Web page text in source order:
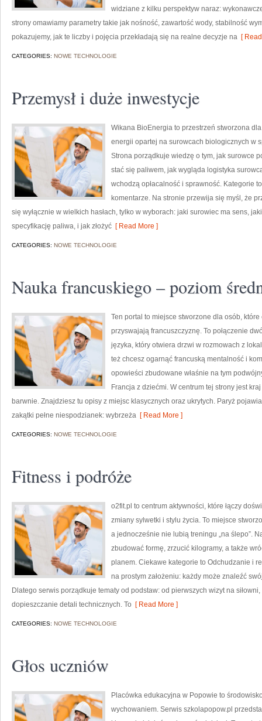
widziane z kilku perspektyw naraz:
strony omawiamy parametry takie jak nośność, zawartość wody, stabilność
pokazujemy, jak te liczby i pojęcia przekładają się na realne decyzje na [
CATEGORIES: NOWE TECHNOLOGIE
Przemysł i duże inwestycje
Wikana BioEnergia to przestrzeń stworzona
energii opartej na surowcach biologicznych w
Strona porządkuje wiedzę o tym, jak surowce
stać się paliwem, jak wygląda logistyka
wchodzą opłacalność i sprawność. Kategorie
komentarze. Na stronie przewija się myśl, że
się wyłącznie w wielkich hasłach, tylko w wyborach: jaki surowiec ma sens,
specyfikację paliwa, i jak złożyć [ Read More ]
CATEGORIES: NOWE TECHNOLOGIE
Nauka francuskiego – poziom
Ten portal to miejsce stworzone dla osób,
przyswajają francuszczyznę. To połączenie
języka, który otwiera drzwi w rozmowach z
też chcesz ogarnąć francuską mentalność i
opowieści zbudowane właśnie na tym
Francja z dziećmi. W centrum tej strony jest
barwnie. Znajdziesz tu opisy z miejsc klasycznych oraz ukrytych. Paryż
zakątki pełne niespodzianek: wybrzeża [ Read More ]
CATEGORIES: NOWE TECHNOLOGIE
Fitness i podróże
o2fit.pl to centrum aktywności, które łączy
zmiany sylwetki i stylu życia. To miejsce
a jednocześnie nie lubią treningu „na ślepo”.
zbudować formę, zrzucić kilogramy, a także
planem. Ciekawe kategorie to Odchudzanie i
na prostym założeniu: każdy może znaleźć
Dlatego serwis porządkuje tematy od podstaw: od pierwszych wizyt na
dopieszczanie detali technicznych. To [ Read More ]
CATEGORIES: NOWE TECHNOLOGIE
Głos uczniów
Placówka edukacyjna w Popowie to
wychowaniem. Serwis szkolapopow.pl